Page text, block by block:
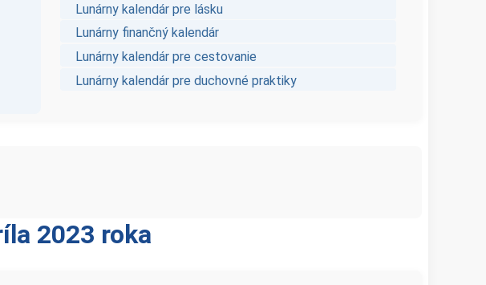
Lunárny kalendár pre lásku
Lunárny finančný kalendár
Lunárny kalendár pre cestovanie
Lunárny kalendár pre duchovné praktiky
2023 roka